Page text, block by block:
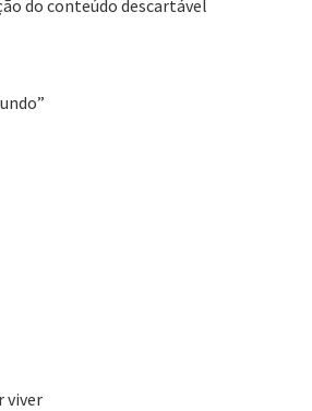
do conteúdo descartável
viver